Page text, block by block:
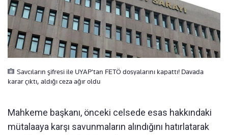
Savcıların şifresi ile UYAP'tan FETÖ dosyalarını kapattı! Davada
karar çıktı, aldığı ceza ağır oldu
Mahkeme başkanı, önceki celsede esas hakkındaki
mütalaaya karşı savunmaların alındığını hatırlatarak